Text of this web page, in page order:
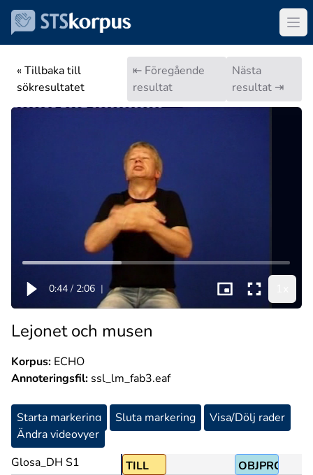
« Tillbaka till
sökresultatet
⇤ Föregående
resultat
Nästa
resultat ⇥
0:44 / 2:06 |
Lejonet och musen
Korpus: ECHO
Annoteringsfil: ssl_lm_fab3.eaf
Starta markering Sluta markering
Visa/Dölj rader
Ändra videovyer
Glosa_DH S1
TILL OBJPRO